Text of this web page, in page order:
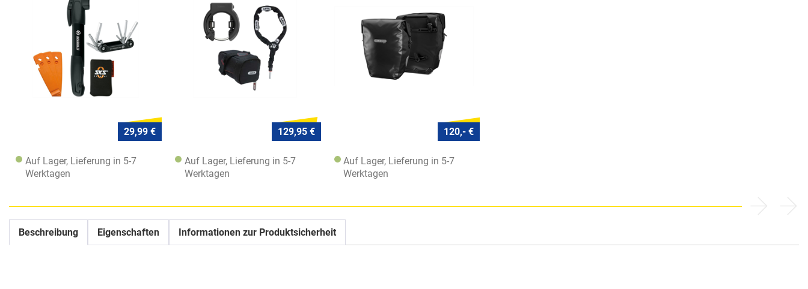
29,99 €
Auf Lager, Lieferung in 5-7
Werktagen
129,95 €
Auf Lager, Lieferung in 5-7
Werktagen
120,- €
Auf Lager, Lieferung in 5-7
Werktagen
Beschreibung Eigenschaften Informationen zur Produktsicherheit